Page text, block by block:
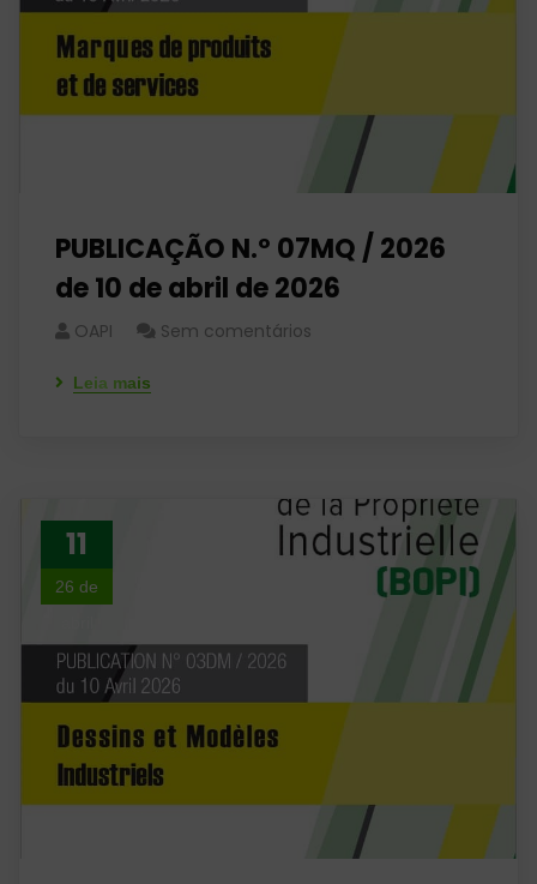
PUBLICAÇÃO N.º 07MQ / 2026
de 10 de abril de 2026
OAPI Sem comentários
Leia mais
11
26 de